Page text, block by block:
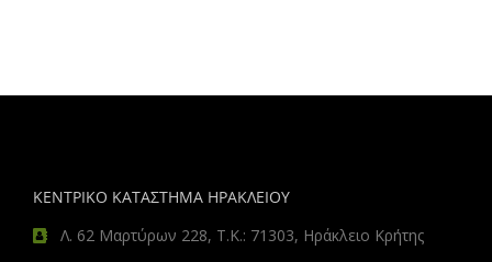
ΚΕΝΤΡΙΚΟ ΚΑΤΑΣΤΗΜΑ ΗΡΑΚΛΕΙΟΥ
Λ. 62 Μαρτύρων 228, Τ.Κ.: 71303, Ηράκλειο Κρήτης